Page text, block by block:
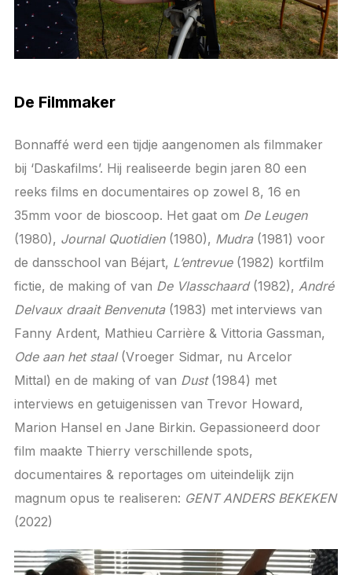
De Filmmaker
Bonnaffé werd een tijdje aangenomen als filmmaker
bij ‘Daskafilms’. Hij realiseerde begin jaren 80 een
reeks films en documentaires op zowel 8, 16 en
35mm voor de bioscoop. Het gaat om De Leugen
(1980), Journal Quotidien(1980), Mudra(1981) voor
de dansschool van Béjart, L’entrevue(1982) kortfilm
fictie, de making of van De Vlasschaard (1982), André
Delvaux draait Benvenuta(1983) met interviews van
Fanny Ardent, Mathieu Carrière & Vittoria Gassman,
Ode aan het staal(Vroeger Sidmar, nu Arcelor
Mittal) en de making of van Dust(1984) met
interviews en getuigenissen van Trevor Howard,
Marion Hansel en Jane Birkin. Gepassioneerd door
film maakte Thierry verschillende spots,
documentaires & reportages om uiteindelijk zijn
magnum opus te realiseren: GENT ANDERS BEKEKEN
(2022)